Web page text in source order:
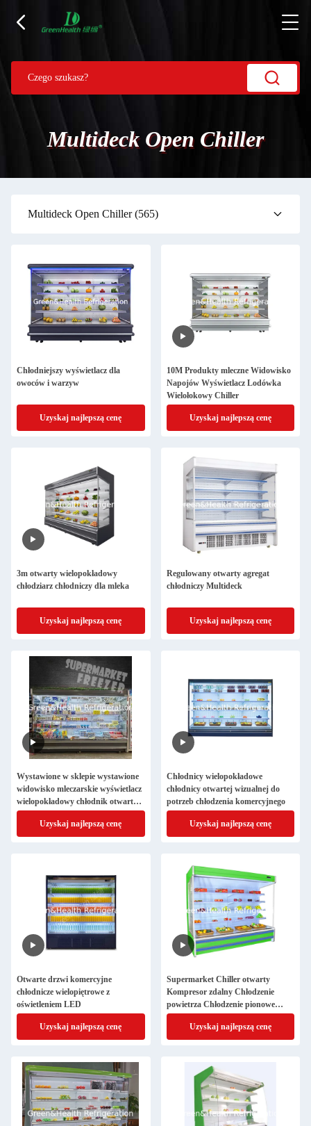
Multideck Open Chiller
Multideck Open Chiller(565)
Chłodniejszy wyświetlacz dla
owoców i warzyw
Uzyskaj najlepszą cenę
10M Produkty mleczne Widowisko
Napojów Wyświetlacz Lodówka
Wielołokowy Chiller
Uzyskaj najlepszą cenę
3m otwarty wielopokładowy
chłodziarz chłodniczy dla mleka
Uzyskaj najlepszą cenę
Regulowany otwarty agregat
chłodniczy Multideck
Uzyskaj najlepszą cenę
Wystawione w sklepie wystawione
widowisko mleczarskie wyświetlacz
wielopokładowy chłodnik otwarty
chłodnik
Uzyskaj najlepszą cenę
Chłodnicy wielopokładowe
chłodnicy otwartej wizualnej do
potrzeb chłodzenia komercyjnego
Uzyskaj najlepszą cenę
Otwarte drzwi komercyjne
chłodnicze wielopiętrowe z
oświetleniem LED
Uzyskaj najlepszą cenę
Supermarket Chiller otwarty
Kompresor zdalny Chłodzenie
powietrza Chłodzenie pionowe
lodówka wielopokładowa
Uzyskaj najlepszą cenę